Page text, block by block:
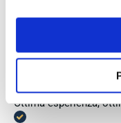
Se vuoi saperne di
5 days ago
Ottima esperienza,